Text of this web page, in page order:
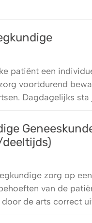
patiënt een
voortdurend
Dagdagelijks
zorg op
van de
de arts correct